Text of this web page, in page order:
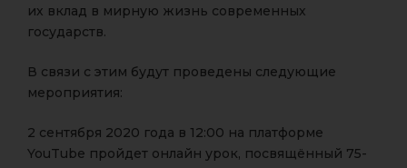
их вклад в мирную жизнь современных
государств.
В связи с этим будут проведены следующие
мероприятия:
2 сентября 2020 года в 12:00 на платформе
YouTube пройдет онлайн урок, посвящённый 75-